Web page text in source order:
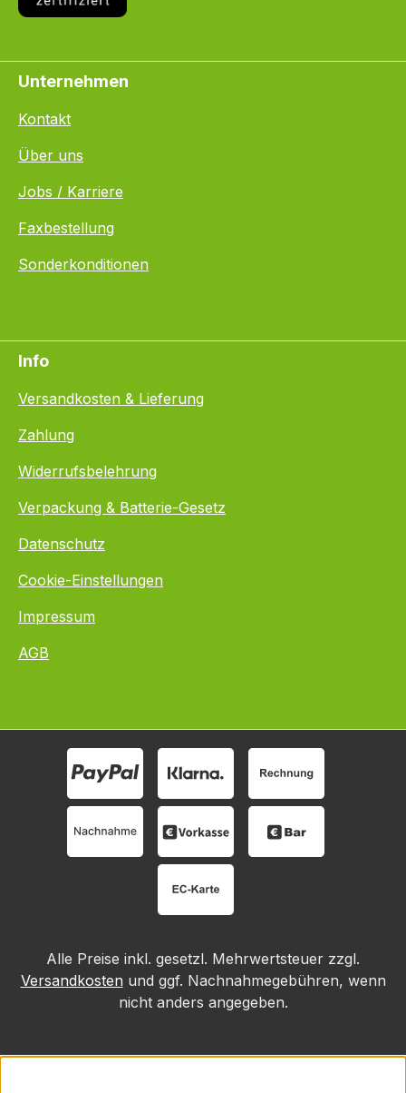
Unternehmen
Kontakt
Über uns
Jobs / Karriere
Faxbestellung
Sonderkonditionen
Info
Versandkosten & Lieferung
Zahlung
Widerrufsbelehrung
Verpackung & Batterie-Gesetz
Datenschutz
Cookie-Einstellungen
Impressum
AGB
Alle Preise inkl. gesetzl. Mehrwertsteuer zzgl.
Versandkosten und ggf. Nachnahmegebühren, wenn
nicht anders angegeben.